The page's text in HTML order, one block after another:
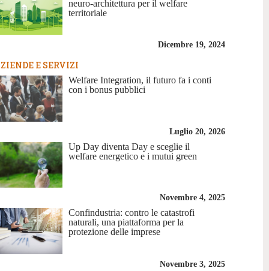
neuro-architettura per il welfare
territoriale
Dicembre 19, 2024
E SERVIZI
Welfare Integration, il futuro fa i conti
con i bonus pubblici
Luglio 20, 2026
Up Day diventa Day e sceglie il
welfare energetico e i mutui green
Novembre 4, 2025
Confindustria: contro le catastrofi
naturali, una piattaforma per la
protezione delle imprese
Novembre 3, 2025